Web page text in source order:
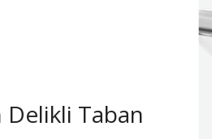
Delikli Taban